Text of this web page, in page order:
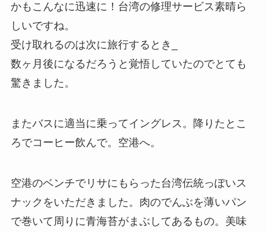
かもこんなに迅速に！台湾の修理サービス素晴ら
しいですね。
受け取れるのは次に旅行するとき_
数ヶ月後になるだろうと覚悟していたのでとても
驚きました。
またバスに適当に乗ってイングレス。降りたとこ
ろでコーヒー飲んで。空港へ。
空港のベンチでリサにもらった台湾伝統っぽいス
ナックをいただきました。肉のでんぶを薄いパン
で巻いて周りに青海苔がまぶしてあるもの。美味